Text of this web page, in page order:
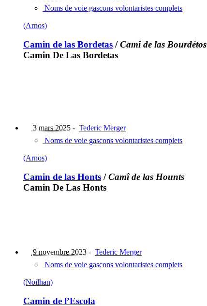
Noms de voie gascons volontaristes complets
(Arnos)
Camin de las Bordetas /Camî de las Bourdétos
Camin De Las Bordetas
3 mars 2025 - Tederic Merger
Noms de voie gascons volontaristes complets
(Arnos)
Camin de las Honts /Camî de las Hounts
Camin De Las Honts
9 novembre 2023 - Tederic Merger
Noms de voie gascons volontaristes complets
(Noilhan)
Camin de l’Escola